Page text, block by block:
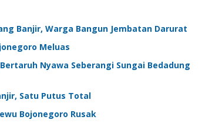
Banjir, Warga Bangun Jembatan Darurat
Meluas
Nyawa Seberangi Sungai Bedadung
Satu Putus Total
Bojonegoro Rusak